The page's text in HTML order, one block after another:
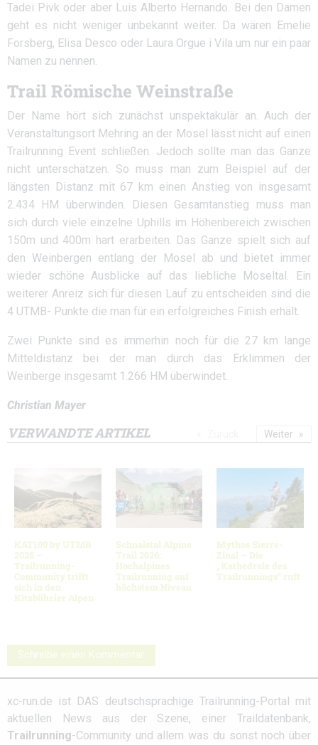
Tadei Pivk oder aber Luis Alberto Hernando. Bei den Damen
geht es nicht weniger unbekannt weiter. Da wären Emelie
Forsberg, Elisa Desco oder Laura Orgue i Vila um nur ein paar
Namen zu nennen.
Trail Römische Weinstraße
Der Name hört sich zunächst unspektakulär an. Auch der
Veranstaltungsort Mehring an der Mosel lässt nicht auf einen
Trailrunning Event schließen. Jedoch sollte man das Ganze
nicht unterschätzen. So muss man zum Beispiel auf der
längsten Distanz mit 67 km einen Anstieg von insgesamt
2.434 HM überwinden. Diesen Gesamtanstieg muss man
sich durch viele einzelne Uphills im Höhenbereich zwischen
150m und 400m hart erarbeiten. Das Ganze spielt sich auf
den Weinbergen entlang der Mosel ab und bietet immer
wieder schöne Ausblicke auf das liebliche Moseltal. Ein
weiterer Anreiz sich für diesen Lauf zu entscheiden sind die
4 UTMB- Punkte die man für ein erfolgreiches Finish erhält.
Zwei Punkte sind es immerhin noch für die 27 km lange
Mitteldistanz bei der man durch das Erklimmen der
Weinberge insgesamt 1.266 HM überwindet.
Christian Mayer
VERWANDTE ARTIKEL
KAT100 by UTMB
2026 –
Trailrunning-
Community trifft
sich in den
Kitzbüheler Alpen
Schnalstal Alpine
Trail 2026:
Hochalpines
Trailrunning auf
höchstem Niveau
Mythos Sierre-
Zinal – Die
„Kathedrale des
Trailrunnings“ ruft
Weiter
Schreibe einen Kommentar
xc-run.de ist DAS deutschsprachige Trailrunning-Portal mit
aktuellen News aus der Szene, einer Traildatenbank,
Trailrunning-Community und allem was du sonst noch über